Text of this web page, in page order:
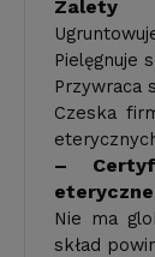
Zalety
Pielęgnuje
Przywraca
Czeska
–
eteryczne
Nie ma
skład